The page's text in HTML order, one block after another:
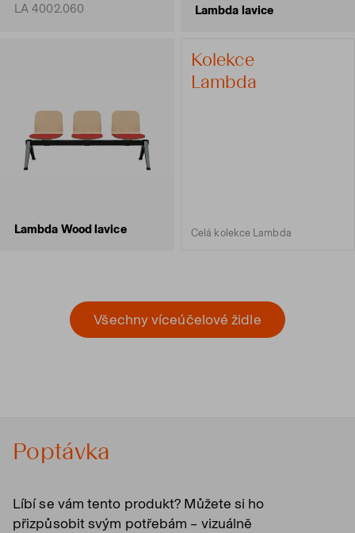
LA 4002.060
Lambda lavice
Lambda Wood lavice
Kolekce
Lambda
Celá kolekce Lambda
Všechny víceúčelové židle
Poptávka
Líbí se vám tento produkt? Můžete si ho
přizpůsobit svým potřebám – vizuálně